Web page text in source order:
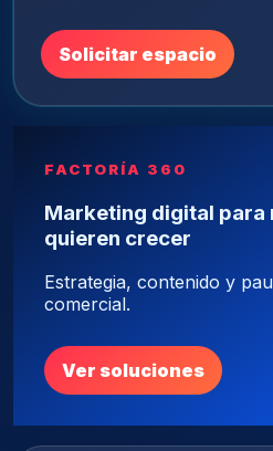
Solicitar espacio
FACTORÍA 360
Marketing digital para
quieren crecer
Estrategia, contenido y
comercial.
Ver soluciones